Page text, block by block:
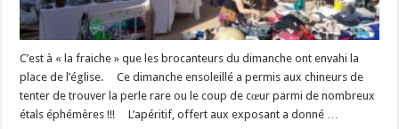
C’est à « la fraiche » que les brocanteurs du dimanche ont envahi la
place de l’église. Ce dimanche ensoleillé a permis aux chineurs de
tenter de trouver la perle rare ou le coup de cœur parmi de nombreux
étals éphémères !!! L’apéritif, offert aux exposant a donné …